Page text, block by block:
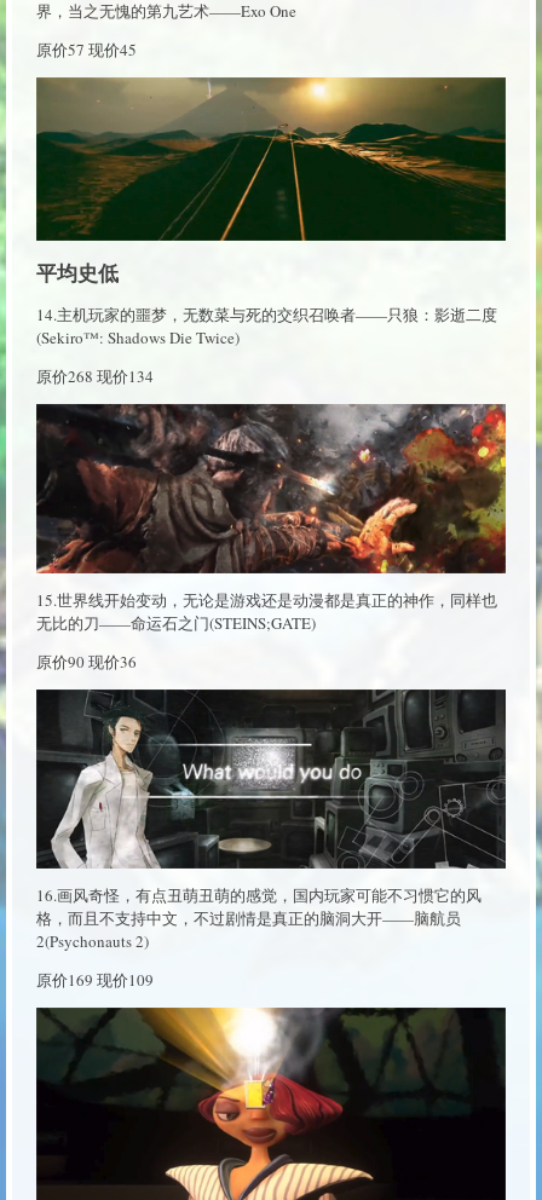
界，当之无愧的第九艺术——Exo One
原价57 现价45
平均史低
14.主机玩家的噩梦，无数菜与死的交织召唤者——只狼：影逝二度
(Sekiro™: Shadows Die Twice)
原价268 现价134
15.世界线开始变动，无论是游戏还是动漫都是真正的神作，同样也
无比的刀——命运石之门(STEINS;GATE)
原价90 现价36
16.画风奇怪，有点丑萌丑萌的感觉，国内玩家可能不习惯它的风
格，而且不支持中文，不过剧情是真正的脑洞大开——脑航员
2(Psychonauts 2)
原价169 现价109